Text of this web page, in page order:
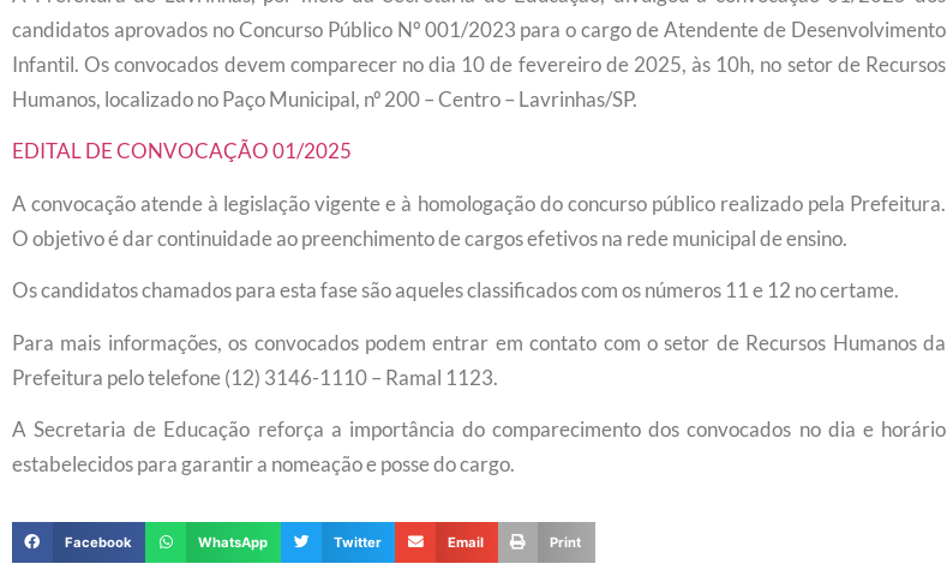
candidatos aprovados no Concurso Público Nº 001/2023 para o cargo de Atendente de Desenvolvimento
Infantil. Os convocados devem comparecer no dia 10 de fevereiro de 2025, às 10h, no setor de Recursos
Humanos, localizado no Paço Municipal, nº 200 – Centro – Lavrinhas/SP.
EDITAL DE CONVOCAÇÃO 01/2025
A convocação atende à legislação vigente e à homologação do concurso público realizado pela Prefeitura.
O objetivo é dar continuidade ao preenchimento de cargos efetivos na rede municipal de ensino.
Os candidatos chamados para esta fase são aqueles classificados com os números 11 e 12 no certame.
Para mais informações, os convocados podem entrar em contato com o setor de Recursos Humanos da
Prefeitura pelo telefone (12) 3146-1110 – Ramal 1123.
A Secretaria de Educação reforça a importância do comparecimento dos convocados no dia e horário
estabelecidos para garantir a nomeação e posse do cargo.
Facebook WhatsApp Twitter Email Print